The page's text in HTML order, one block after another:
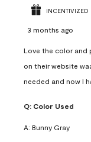
INCENTIVIZED
3 months ago
Love the color and
on their website
needed and now I
Q: Color Used
A: Bunny Gray